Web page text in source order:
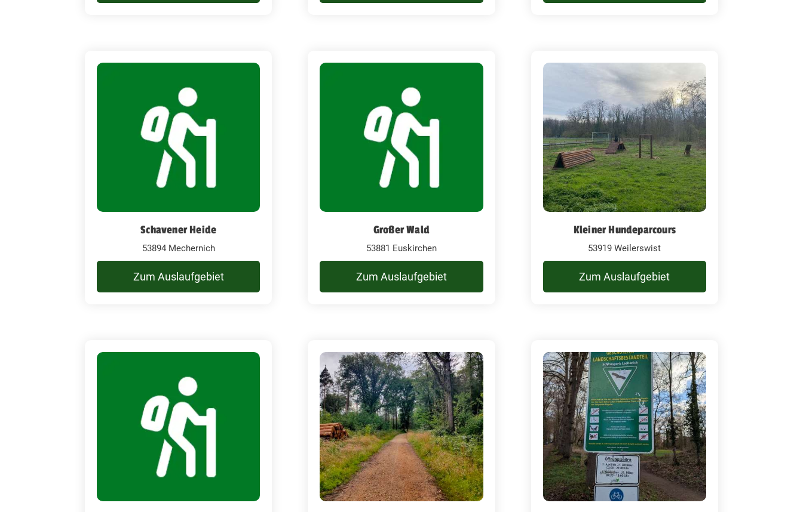
Schavener Heide
53894 Mechernich
Zum Auslaufgebiet
Großer Wald
53881 Euskirchen
Zum Auslaufgebiet
Kleiner Hundeparcours
53919 Weilerswist
Zum Auslaufgebiet